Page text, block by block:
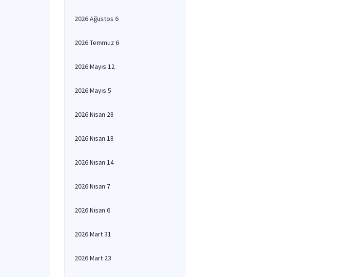
2026 Ağustos 6
2026 Temmuz 6
2026 Mayıs 12
2026 Mayıs 5
2026 Nisan 28
2026 Nisan 18
2026 Nisan 14
2026 Nisan 7
2026 Nisan 6
2026 Mart 31
2026 Mart 23